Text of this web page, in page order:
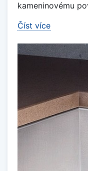
kameninovému
Číst více